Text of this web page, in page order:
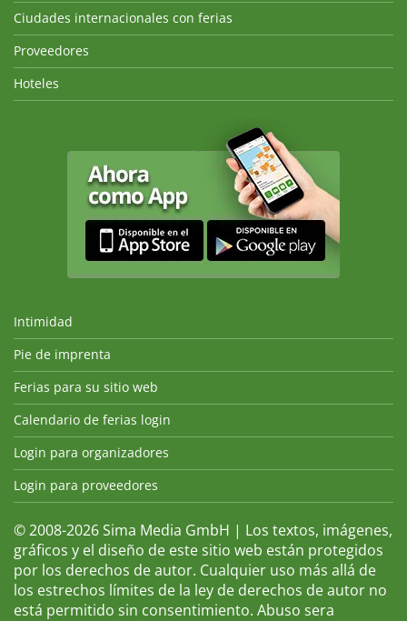
Ciudades internacionales con ferias
Proveedores
Hoteles
Intimidad
Pie de imprenta
Ferias para su sitio web
Calendario de ferias login
Login para organizadores
Login para proveedores
© 2008-2026 Sima Media GmbH | Los textos, imágenes,
gráficos y el diseño de este sitio web están protegidos
por los derechos de autor. Cualquier uso más allá de
los estrechos límites de la ley de derechos de autor no
está permitido sin consentimiento. Abuso sera